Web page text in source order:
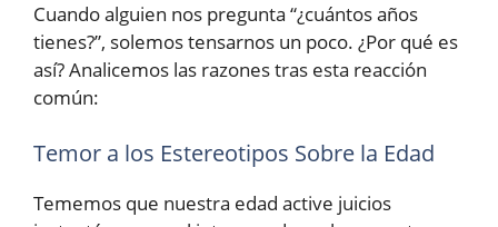
Cuando alguien nos pregunta “¿cuántos años
tienes?”, solemos tensarnos un poco. ¿Por qué es
así? Analicemos las razones tras esta reacción
común:
Temor a los Estereotipos Sobre la Edad
Tememos que nuestra edad active juicios